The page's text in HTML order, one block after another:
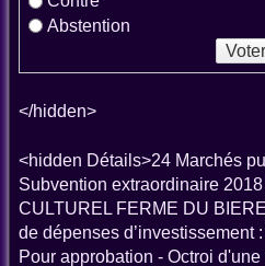
Abstention
</hidden>
<hidden Détails>24 Marchés
Subvention extraordinaire
CULTUREL FERME DU
de dépenses d’investissement
Pour approbation - Octroi